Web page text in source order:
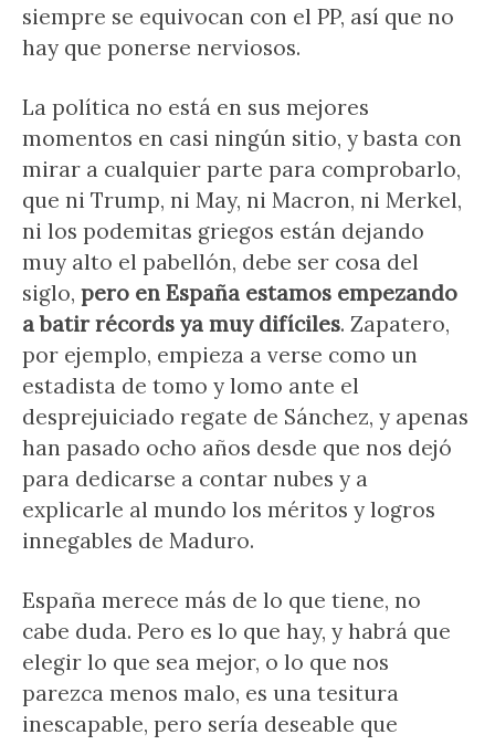
siempre se equivocan con el PP, así que no
hay que ponerse nerviosos.
La política no está en sus mejores
momentos en casi ningún sitio, y basta con
mirar a cualquier parte para comprobarlo,
que ni Trump, ni May, ni Macron, ni Merkel,
ni los podemitas griegos están dejando
muy alto el pabellón, debe ser cosa del
siglo, pero en España estamos empezando
a batir récords ya muy difíciles. Zapatero,
por ejemplo, empieza a verse como un
estadista de tomo y lomo ante el
desprejuiciado regate de Sánchez, y apenas
han pasado ocho años desde que nos dejó
para dedicarse a contar nubes y a
explicarle al mundo los méritos y logros
innegables de Maduro.
España merece más de lo que tiene, no
cabe duda. Pero es lo que hay, y habrá que
elegir lo que sea mejor, o lo que nos
parezca menos malo, es una tesitura
inescapable, pero sería deseable que